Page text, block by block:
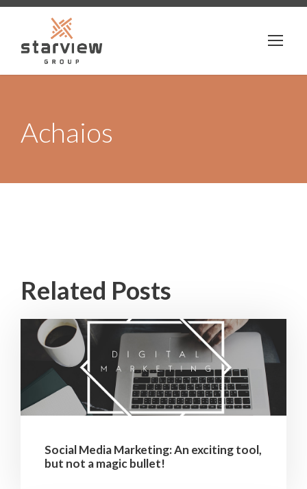
Achaios
Related Posts
Social Media Marketing: An exciting tool,
but not a magic bullet!